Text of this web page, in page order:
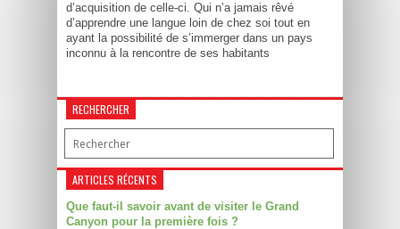
d’acquisition de celle-ci. Qui n’a jamais rêvé
d’apprendre une langue loin de chez soi tout en
ayant la possibilité de s’immerger dans un pays
inconnu à la rencontre de ses habitants
RECHERCHER
ARTICLES RÉCENTS
Que faut-il savoir avant de visiter le Grand
Canyon pour la première fois ?